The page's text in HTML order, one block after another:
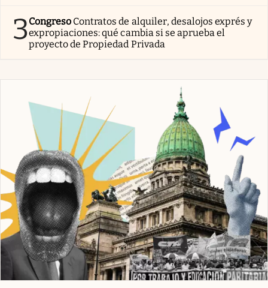
3Congreso Contratos de alquiler, desalojos exprés y
expropiaciones: qué cambia si se aprueba el
proyecto de Propiedad Privada